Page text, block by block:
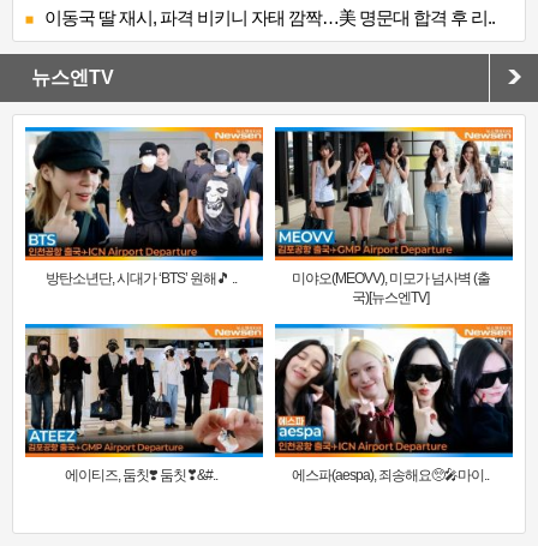
이동국 딸 재시, 파격 비키니 자태 깜짝…美 명문대 합격 후 리..
뉴스엔TV
방탄소년단, 시대가 ‘BTS’ 원해🎵 ..
미야오(MEOVV), 미모가 넘사벽 (출
국)[뉴스엔TV]
에이티즈, 둠칫❣️ 둠칫❣&#.. 에스파(aespa), 죄송해요🥺🎤마이..